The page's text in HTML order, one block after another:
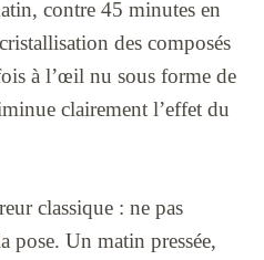
contre 45 minutes en
des composés
à l’œil nu sous forme de
clairement l’effet du
classique : ne pas
pose. Un matin pressée,